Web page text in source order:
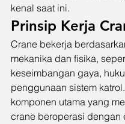
kenal saat ini.
Prinsip Kerja
Crane bekerja
mekanika dan fisika,
keseimbangan gaya,
penggunaan sistem
komponen utama yang
crane beroperasi dengan